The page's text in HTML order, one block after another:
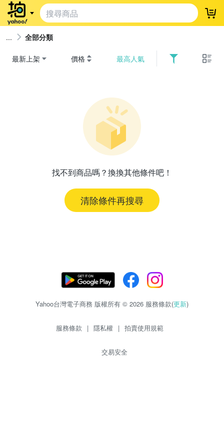
登
全部分類
最新上架 價格 最高人氣
找不到商品嗎？換換其他條件吧！
清除條件再搜尋
Yahoo台灣電子商務 版權所有 © 2026 服務條款(更新)
服務條款 | 隱私權 | 拍賣使用規範
交易安全